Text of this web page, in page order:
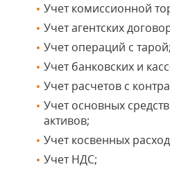
Учет комиссионной
Учет агентских
Учет операций с тарой;
Учет банковских и
Учет расчетов с
Учет основных
активов;
Учет косвенных
Учет НДС;